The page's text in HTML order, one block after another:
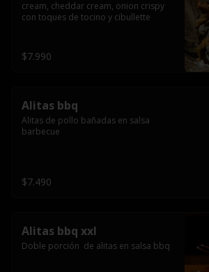
cream, cheddar cream, onion crispy
con toques de tocino y cibullette
$7.990
Alitas bbq
Alitas de pollo bañadas en salsa
barbecue
$7.490
Alitas bbq xxl
Doble porción  de alitas en salsa bbq